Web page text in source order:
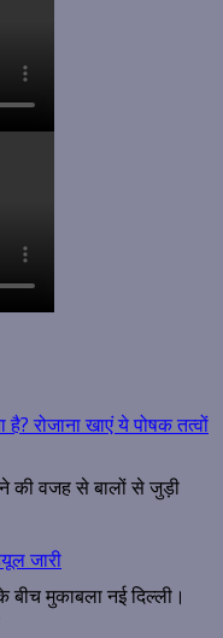
रोजाना खाएं ये पोषक तत्वों
की वजह से बालों से जुड़ी
जारी
बीच मुकाबला नई दिल्ली।